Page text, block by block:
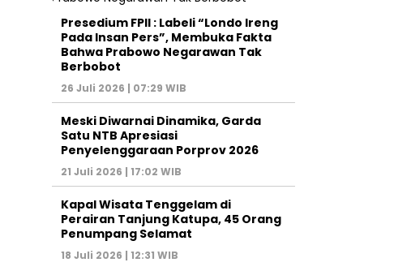
Presedium FPII : Labeli “Londo Ireng
Pada Insan Pers”, Membuka Fakta
Bahwa Prabowo Negarawan Tak
Berbobot
26 Juli 2026 | 07:29 WIB
Meski Diwarnai Dinamika, Garda
Satu NTB Apresiasi
Penyelenggaraan Porprov 2026 ‎
21 Juli 2026 | 17:02 WIB
Kapal Wisata Tenggelam di
Perairan Tanjung Katupa, 45 Orang
Penumpang Selamat
18 Juli 2026 | 12:31 WIB